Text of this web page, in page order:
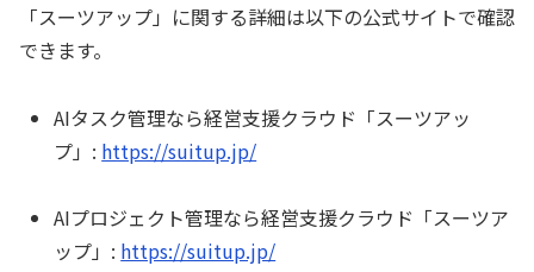
「スーツアップ」に関する詳細は以下の公式サイトで確認
できます。
AIタスク管理なら経営支援クラウド「スーツアッ
プ」: https://suitup.jp/
AIプロジェクト管理なら経営支援クラウド「スーツア
ップ」: https://suitup.jp/